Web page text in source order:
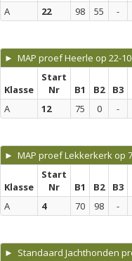
A
22 98 55 -
► MAP proef Heerle op 22-
Klasse
Start
Nr
B1 B2 B3
A
12 75 0 -
► MAP proef Lekkerkerk op
Klasse
Start
Nr
B1 B2 B3
A
4 70 98 -
► Standaard Jachthonden